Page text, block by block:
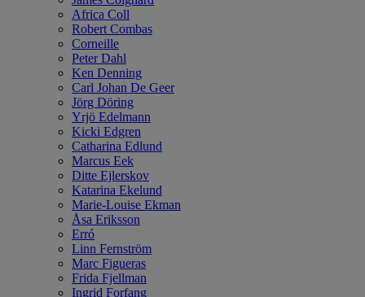
Africa Coll
Robert Combas
Corneille
Peter Dahl
Ken Denning
Carl Johan De Geer
Jörg Döring
Yrjö Edelmann
Kicki Edgren
Catharina Edlund
Marcus Eek
Ditte Ejlerskov
Katarina Ekelund
Marie-Louise Ekman
Åsa Eriksson
Erró
Linn Fernström
Marc Figueras
Frida Fjellman
Ingrid Forfang